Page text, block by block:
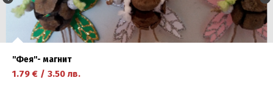
''Фея''- магнит
1.79 € / 3.50 лв.